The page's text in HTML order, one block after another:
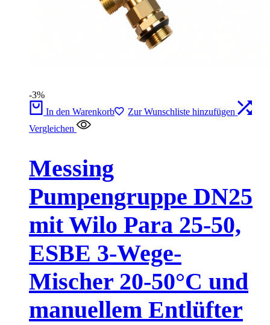
-3%
In den Warenkorb
Zur Wunschliste hinzufügen
Vergleichen
Messing
Pumpengruppe DN25
mit Wilo Para 25-50,
ESBE 3-Wege-
Mischer 20-50°C und
manuellem Entlüfter